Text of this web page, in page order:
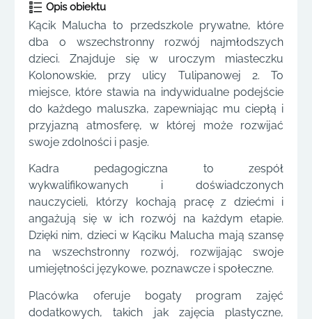
Opis obiektu
Kącik Malucha to przedszkole prywatne, które
dba o wszechstronny rozwój najmłodszych
dzieci. Znajduje się w uroczym miasteczku
Kolonowskie, przy ulicy Tulipanowej 2. To
miejsce, które stawia na indywidualne podejście
do każdego maluszka, zapewniając mu ciepłą i
przyjazną atmosferę, w której może rozwijać
swoje zdolności i pasje.
Kadra pedagogiczna to zespół
wykwalifikowanych i doświadczonych
nauczycieli, którzy kochają pracę z dziećmi i
angażują się w ich rozwój na każdym etapie.
Dzięki nim, dzieci w Kąciku Malucha mają szansę
na wszechstronny rozwój, rozwijając swoje
umiejętności językowe, poznawcze i społeczne.
Placówka oferuje bogaty program zajęć
dodatkowych, takich jak zajęcia plastyczne,